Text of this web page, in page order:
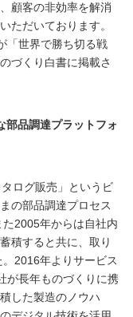
顧客の非効率を解消
ただいております。
「世界で勝ち切る戦
づくり白書に掲載さ
部品調達プラットフォ
ログ販売」というビ
の部品調達プロセス
2005年からは自社内
積すると共に、取り
2016年よりサービス
が長年ものづくりに携
した製造のノウハ